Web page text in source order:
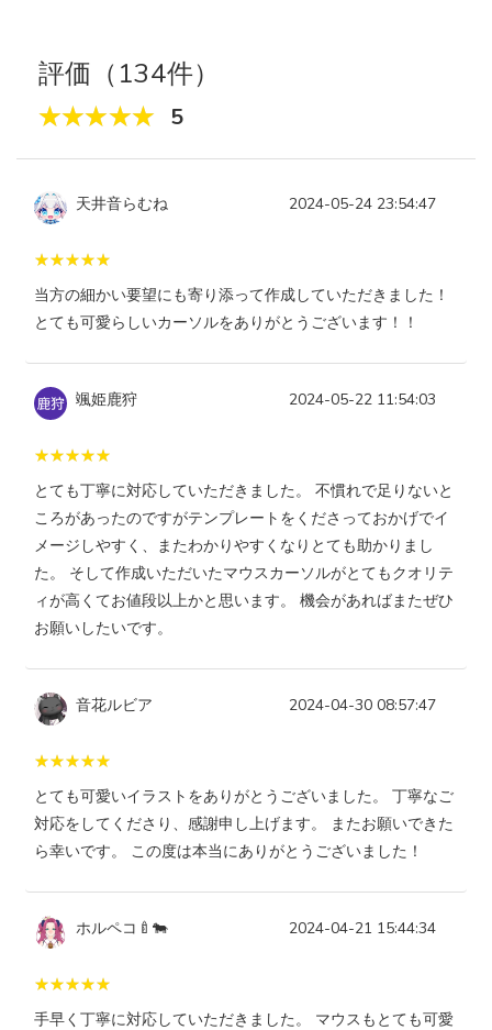
評価（134件）
5
天井音らむね 2024-05-24 23:54:47
当方の細かい要望にも寄り添って作成していただきました！
とても可愛らしいカーソルをありがとうございます！！
颯姫鹿狩 2024-05-22 11:54:03
とても丁寧に対応していただきました。 不慣れで足りないと
ころがあったのですがテンプレートをくださっておかげでイ
メージしやすく、またわかりやすくなりとても助かりまし
た。 そして作成いただいたマウスカーソルがとてもクオリテ
ィが高くてお値段以上かと思います。 機会があればまたぜひ
お願いしたいです。
音花ルビア 2024-04-30 08:57:47
とても可愛いイラストをありがとうございました。 丁寧なご
対応をしてくださり、感謝申し上げます。 またお願いできた
ら幸いです。 この度は本当にありがとうございました！
ホルペコ🍼🐄 2024-04-21 15:44:34
手早く丁寧に対応していただきました。 マウスもとても可愛